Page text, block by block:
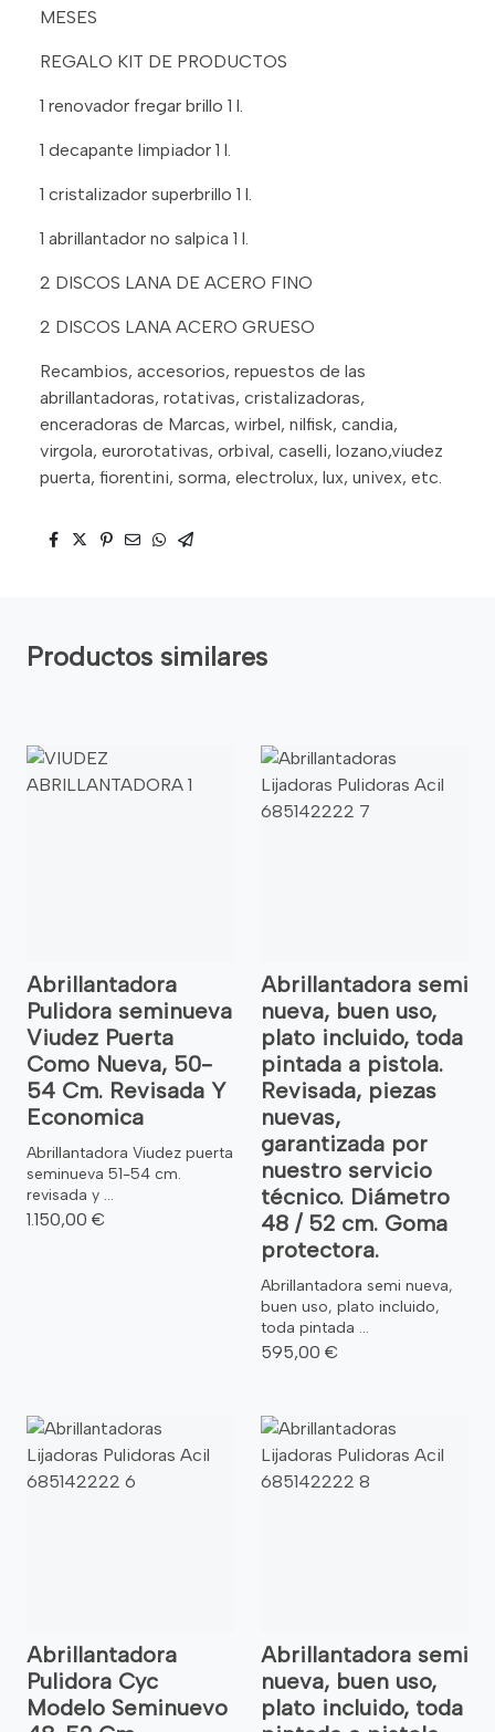
MESES
REGALO KIT DE PRODUCTOS
1 renovador fregar brillo 1 l.
1 decapante limpiador 1 l.
1 cristalizador superbrillo 1 l.
1 abrillantador no salpica 1 l.
2 DISCOS LANA DE ACERO FINO
2 DISCOS LANA ACERO GRUESO
Recambios, accesorios, repuestos de las
abrillantadoras, rotativas, cristalizadoras,
enceradoras de Marcas, wirbel, nilfisk, candia,
virgola, eurorotativas, orbival, caselli, lozano,viudez
puerta, fiorentini, sorma, electrolux, lux, univex, etc.
Productos similares
Abrillantadora
Pulidora seminueva
Viudez Puerta
Como Nueva, 50-
54 Cm. Revisada Y
Economica
Abrillantadora Viudez puerta
seminueva 51-54 cm.
revisada y ...
1.150,00 €
Abrillantadora semi
nueva, buen uso,
plato incluido, toda
pintada a pistola.
Revisada, piezas
nuevas,
garantizada por
nuestro servicio
técnico. Diámetro
48 / 52 cm. Goma
protectora.
Abrillantadora semi nueva,
buen uso, plato incluido,
toda pintada ...
595,00 €
Abrillantadora
Pulidora Cyc
Modelo Seminuevo
Abrillantadora semi
nueva, buen uso,
plato incluido, toda